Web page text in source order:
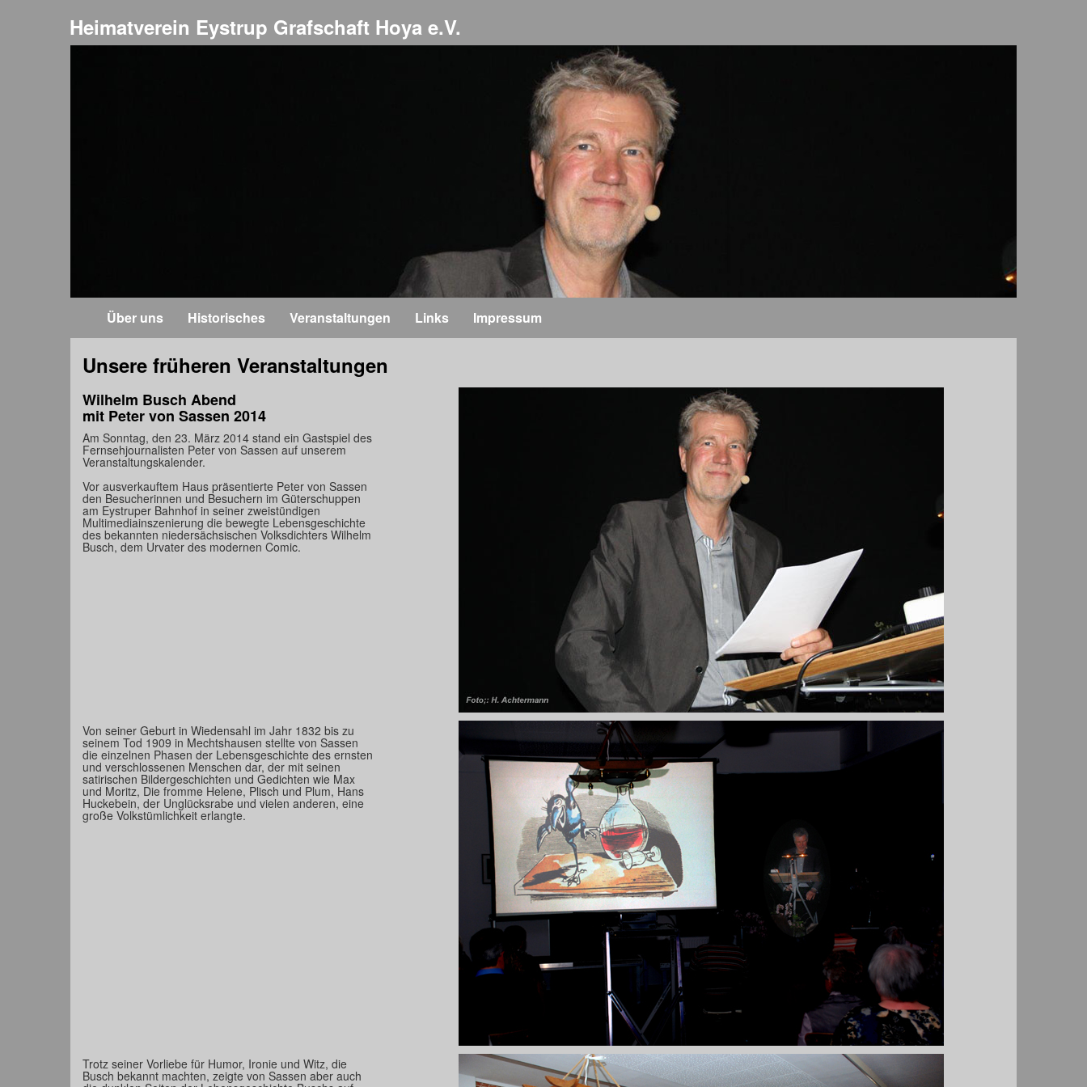
Heimatverein Eystrup Grafschaft Hoya e.V.
Über uns Historisches Veranstaltungen Links Impressum
Unsere früheren Veranstaltungen
Wilhelm Busch Abend
mit Peter von Sassen 2014
Am Sonntag, den 23. März 2014 stand ein Gastspiel des
Fernsehjournalisten Peter von Sassen auf unserem
Veranstaltungskalender.
Vor ausverkauftem Haus präsentierte Peter von Sassen
den Besucherinnen und Besuchern im Güterschuppen
am Eystruper Bahnhof in seiner zweistündigen
Multimediainszenierung die bewegte Lebensgeschichte
des bekannten niedersächsischen Volksdichters Wilhelm
Busch, dem Urvater des modernen Comic.
Von seiner Geburt in Wiedensahl im Jahr 1832 bis zu
seinem Tod 1909 in Mechtshausen stellte von Sassen
die einzelnen Phasen der Lebensgeschichte des ernsten
und verschlossenen Menschen dar, der mit seinen
satirischen Bildergeschichten und Gedichten wie Max
und Moritz, Die fromme Helene, Plisch und Plum, Hans
Huckebein, der Unglücksrabe und vielen anderen, eine
große Volkstümlichkeit erlangte.
Trotz seiner Vorliebe für Humor, Ironie und Witz, die
Busch bekannt machten, zeigte von Sassen aber auch